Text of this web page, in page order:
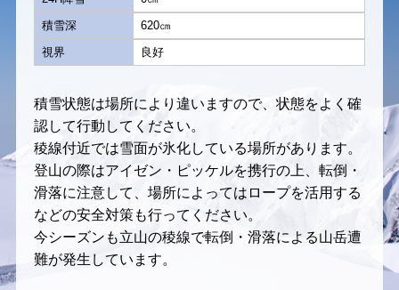
積雪深
620㎝
視界
良好
積雪状態は場所により違いますので、状態をよく確
認して行動してください。
稜線付近では雪面が氷化している場所があります。
登山の際はアイゼン・ピッケルを携行の上、転倒・
滑落に注意して、場所によってはロープを活用する
などの安全対策も行ってください。
今シーズンも立山の稜線で転倒・滑落による山岳遭
難が発生しています。